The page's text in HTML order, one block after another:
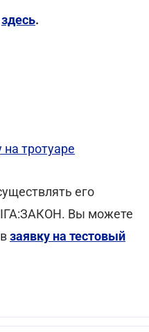
здесь.
тротуаре
его
Вы можете
заявку на тестовый